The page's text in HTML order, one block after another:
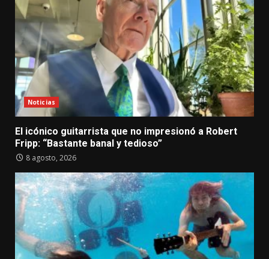
Noticias
El icónico guitarrista que no impresionó a Robert
Fripp: “Bastante banal y tedioso”
8 agosto, 2026